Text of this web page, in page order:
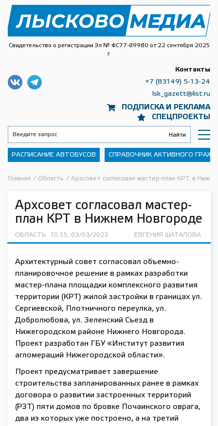
Свидетельство о регистрации Эл № ФС77-89980 от 22 сентября 2025
г.
ПОДПИСКА И РЕКЛАМА
СПЕЦПРОЕКТЫ
Контакты
+7 (83149) 5-13-24
lsk_gazett@list.ru
РАСПИСАНИЕ АВТОБУСОВ СПРАВОЧНИК АКТИВНОГО
Главная / Область / Архсовет согласовал мастер-план КРТ в
Архсовет согласовал мастер-
план КРТ в Нижнем Новгороде
ОБЛАСТЬ 10:55, 03/03/2023 ЕВГЕНИЯ ШАТАЛОВА
Архитектурный совет согласовал объемно-
планировочное решение в рамках разработки
мастер-плана площадки комплексного развития
территории (КРТ) жилой застройки в границах ул.
Сергиевской, Плотничного переулка, ул.
Добролюбова, ул. Зеленский Съезд в
Нижегородском районе Нижнего Новгорода.
Проект разработан ГБУ «Институт развития
агломераций Нижегородской области».
Проект предусматривает завершение
строительства запланированных ранее в рамках
договора о развитии застроенных территорий
(РЗТ) пяти домов по бровке Почаинского оврага,
два из которых уже построено, а на третий